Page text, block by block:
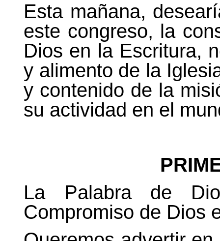
Esta mañana,
este congreso, la
Dios en la Escritura,
y alimento de la
y contenido de la
su actividad en el
La Palabrade
Compromiso de Dios